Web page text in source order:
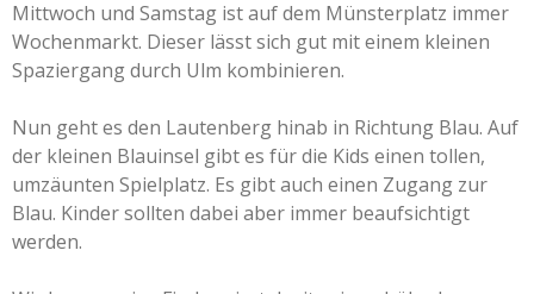
Mittwoch und Samstag ist auf dem Münsterplatz immer
Wochenmarkt. Dieser lässt sich gut mit einem kleinen
Spaziergang durch Ulm kombinieren.
Nun geht es den Lautenberg hinab in Richtung Blau. Auf
der kleinen Blauinsel gibt es für die Kids einen tollen,
umzäunten Spielplatz. Es gibt auch einen Zugang zur
Blau. Kinder sollten dabei aber immer beaufsichtigt
werden.